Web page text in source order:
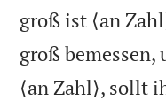
groß ist ⟨an
groß bemessen,
⟨an Zahl⟩, sollt